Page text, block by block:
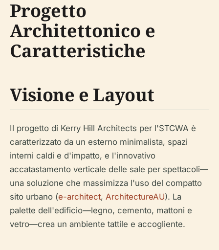
Progetto
Architettonico e
Caratteristiche
Visione e Layout
Il progetto di Kerry Hill Architects per l'STCWA è
caratterizzato da un esterno minimalista, spazi
interni caldi e d'impatto, e l'innovativo
accatastamento verticale delle sale per spettacoli—
una soluzione che massimizza l'uso del compatto
sito urbano (e-architect, ArchitectureAU). La
palette dell'edificio—legno, cemento, mattoni e
vetro—crea un ambiente tattile e accogliente.